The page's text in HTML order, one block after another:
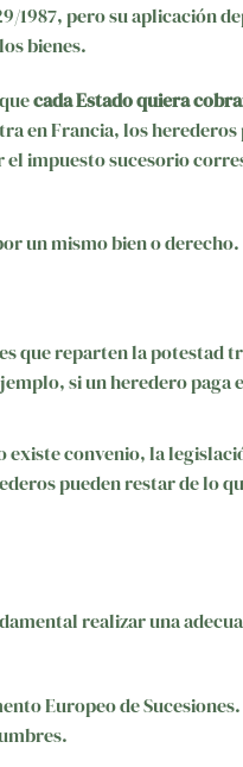
1987, pero su aplicación
bienes.
cada Estado quiera
en Francia, los
el impuesto sucesorio
un mismo bien o derecho.
que reparten la potestad
si un heredero paga
existe convenio, la
pueden restar de lo
realizar una
Europeo de